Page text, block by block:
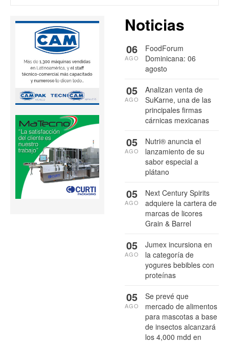
Noticias
FoodForum
Dominicana: 06
agosto
06
AGO
Analizan venta de
SuKarne, una de las
principales firmas
cárnicas mexicanas
05
AGO
Nutri® anuncia el
lanzamiento de su
sabor especial a
plátano
05
AGO
Next Century Spirits
adquiere la cartera de
marcas de licores
Grain & Barrel
05
AGO
Jumex incursiona en
la categoría de
yogures bebibles con
proteínas
05
AGO
Se prevé que
mercado de alimentos
para mascotas a base
de insectos alcanzará
los 4,000 mdd en
05
AGO